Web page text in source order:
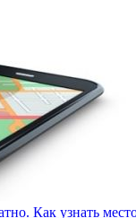
Как узнать